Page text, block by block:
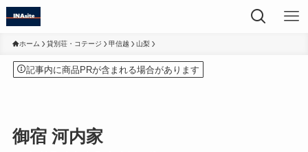
ホーム 貸別荘・コテージ 甲信越 山梨
記事内に商品PRが含まれる場合があります
御宿 河内家